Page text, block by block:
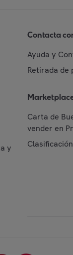
y
Contacta
Ayuda y
Retirada de
Carta de
vender en